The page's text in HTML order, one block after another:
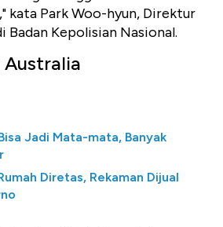
kata Park Woo-hyun, Direktur
Badan Kepolisian Nasional.
Australia
Jadi Mata-mata, Banyak
Diretas, Rekaman Dijual